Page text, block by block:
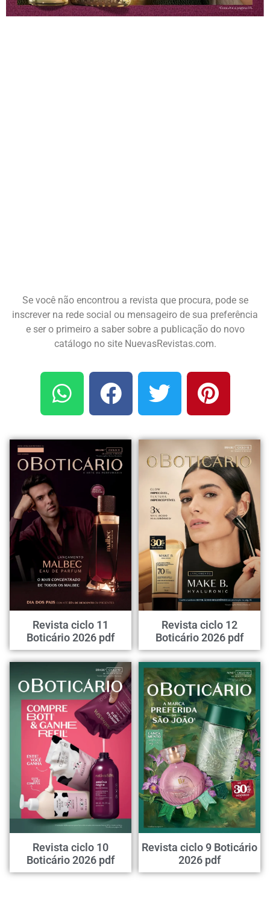
Se você não encontrou a revista que procura, pode se
inscrever na rede social ou mensageiro de sua preferência
e ser o primeiro a saber sobre a publicação do novo
catálogo no site NuevasRevistas.com.
Revista ciclo 11
Boticário 2026 pdf
Revista ciclo 12
Boticário 2026 pdf
Revista ciclo 10
Boticário 2026 pdf
Revista ciclo 9 Boticário
2026 pdf